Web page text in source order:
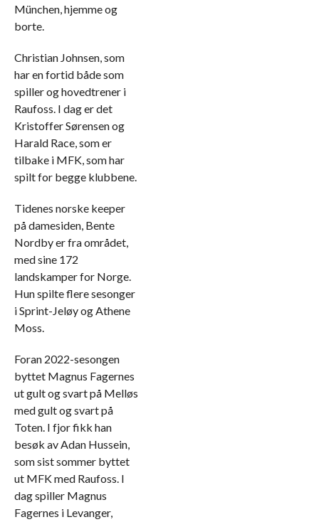
München, hjemme og
borte.
Christian Johnsen, som
har en fortid både som
spiller og hovedtrener i
Raufoss. I dag er det
Kristoffer Sørensen og
Harald Race, som er
tilbake i MFK, som har
spilt for begge klubbene.
Tidenes norske keeper
på damesiden, Bente
Nordby er fra området,
med sine 172
landskamper for Norge.
Hun spilte flere sesonger
i Sprint-Jeløy og Athene
Moss.
Foran 2022-sesongen
byttet Magnus Fagernes
ut gult og svart på Melløs
med gult og svart på
Toten. I fjor fikk han
besøk av Adan Hussein,
som sist sommer byttet
ut MFK med Raufoss. I
dag spiller Magnus
Fagernes i Levanger,